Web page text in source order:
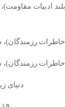
ادبیات
رزمندگان)،
رزمندگان)،
دنیاى